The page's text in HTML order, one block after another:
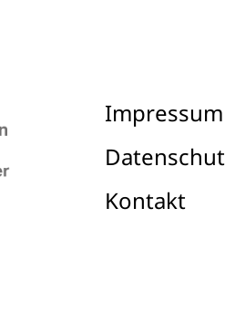
Impressum
Kontakt